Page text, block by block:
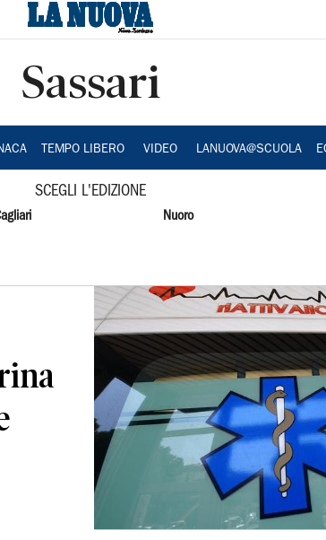
Sassari
TEMPO LIBERO VIDEO LANUOVA@SCUOLA
SCEGLI L'EDIZIONE
Nuoro